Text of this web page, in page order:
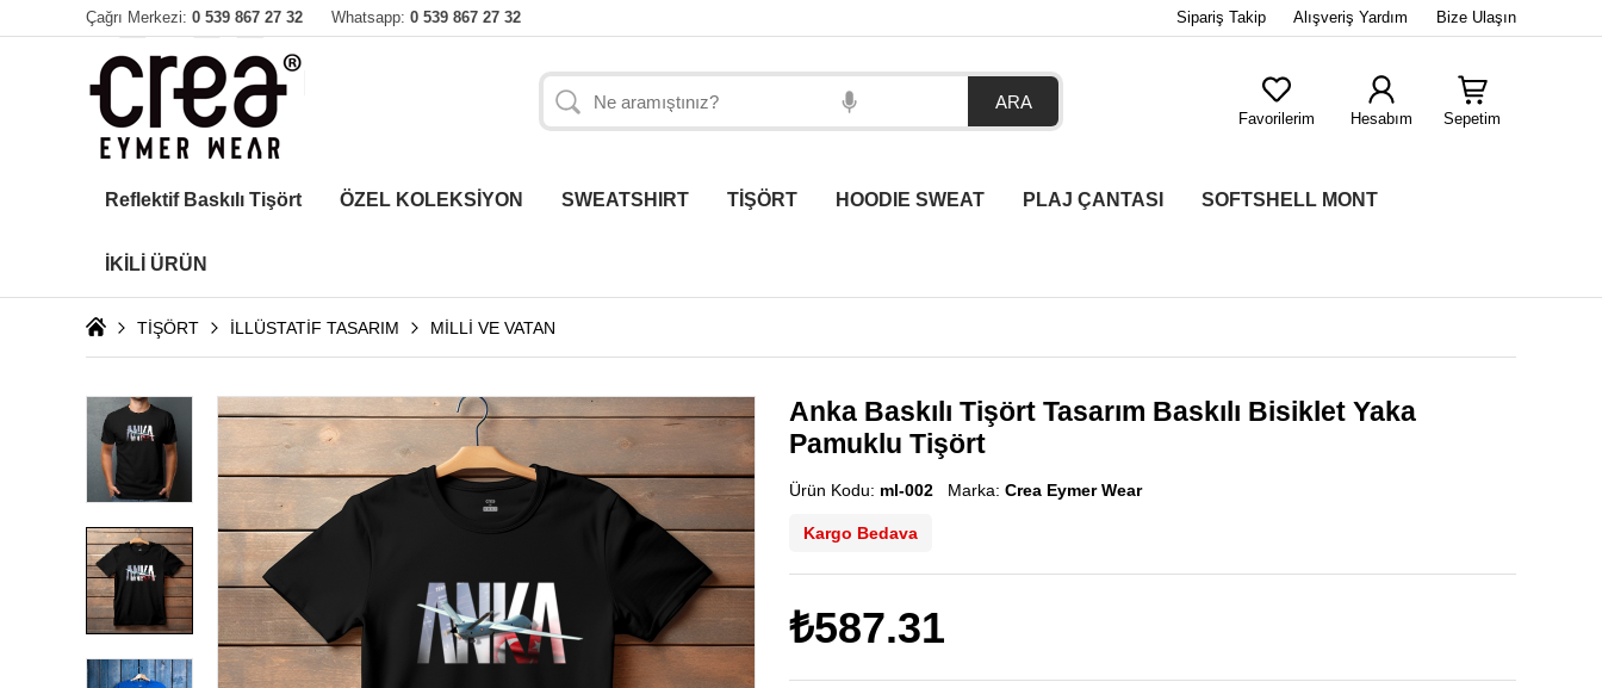
Çağrı Merkezi: 0 539 867 27 32 Whatsapp: 0 539 867 27 32 Sipariş Takip Alışveriş Yardım Bize Ulaşın
Favorilerim Hesabım Sepetim
Reflektif Baskılı Tişört ÖZEL KOLEKSİYON SWEATSHIRT TİŞÖRT HOODIE SWEAT PLAJ ÇANTASI SOFTSHELL MONT
İKİLİ ÜRÜN
TİŞÖRT İLLÜSTATİF TASARIM MİLLİ VE VATAN
Anka Baskılı Tişört Tasarım Baskılı Bisiklet Yaka
Pamuklu Tişört
Ürün Kodu: ml-002 Marka: Crea Eymer Wear
Kargo Bedava
₺587.31